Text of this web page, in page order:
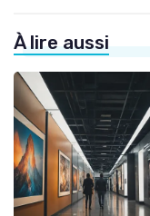
À lire aussi